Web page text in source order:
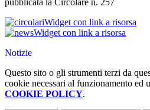
pubblicata la Circolare n. 257
Widget con link a risorsa
Widget con link a risorsa
Notizie
Questo sito o gli strumenti terzi da
cookie necessari al funzionamento ed
COOKIE POLICY.